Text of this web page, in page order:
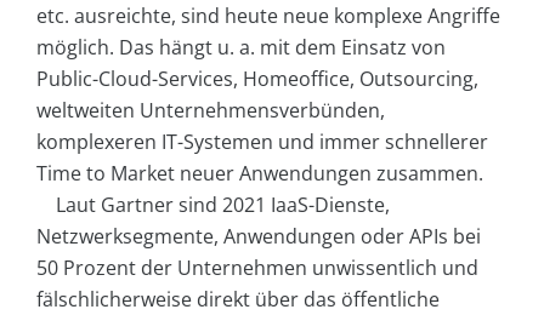
etc. ausreichte, sind heute neue komplexe Angriffe
möglich. Das hängt u. a. mit dem Einsatz von
Public-Cloud-Services, Homeoffice, Outsourcing,
weltweiten Unternehmensverbünden,
komplexeren IT-Systemen und immer schnellerer
Time to Market neuer Anwendungen zusammen.
Laut Gartner sind 2021 IaaS-Dienste,
Netzwerksegmente, Anwendungen oder APIs bei
50 Prozent der Unternehmen unwissentlich und
fälschlicherweise direkt über das öffentliche